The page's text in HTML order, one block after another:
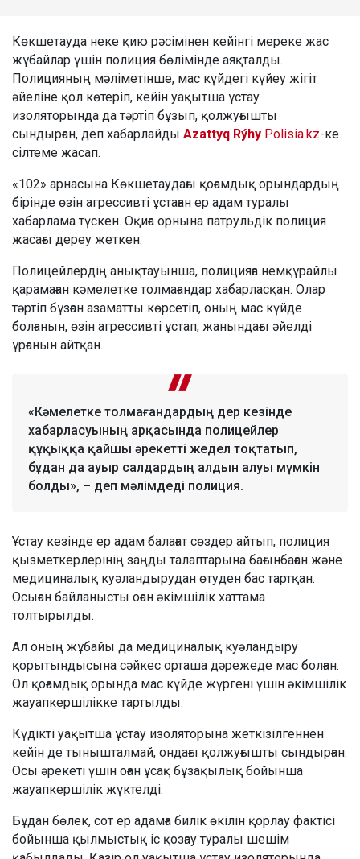
Көкшетауда неке қию рәсімінен кейінгі мереке жас
жұбайлар үшін полиция бөлімінде аяқталды.
Полицияның мәліметінше, мас күйдегі күйеу жігіт
әйеліне қол көтеріп, кейін уақытша ұстау
изоляторында да тәртіп бұзып, қолжуғышты
сындырған, деп хабарлайды Azattyq Rýhy Polisia.kz-ке
сілтеме жасап.
«102» арнасына Көкшетаудағы қоғамдық орындардың
бірінде өзін агрессивті ұстаған ер адам туралы
хабарлама түскен. Оқиға орнына патрульдік полиция
жасағы дереу жеткен.
Полицейлердің анықтауынша, полицияға немқұрайлы
қарамаған кәмелетке толмағандар хабарласқан. Олар
тәртіп бұзған азаматты көрсетіп, оның мас күйде
болғанын, өзін агрессивті ұстап, жанындағы әйелді
ұрғанын айтқан.
«Кәмелетке толмағандардың дер кезінде
хабарласуының арқасында полицейлер
құқыққа қайшы әрекетті жедел тоқтатып,
бұдан да ауыр салдардың алдын алуы мүмкін
болды», – деп мәлімдеді полиция.
Ұстау кезінде ер адам балағат сөздер айтып, полиция
қызметкерлерінің заңды талаптарына бағынбаған және
медициналық куәландырудан өтуден бас тартқан.
Осыған байланысты оған әкімшілік хаттама
толтырылды.
Ал оның жұбайы да медициналық куәландыру
қорытындысына сәйкес орташа дәрежеде мас болған.
Ол қоғамдық орында мас күйде жүргені үшін әкімшілік
жауапкершілікке тартылды.
Күдікті уақытша ұстау изоляторына жеткізілгеннен
кейін де тынышталмай, ондағы қолжуғышты сындырған.
Осы әрекеті үшін оған ұсақ бұзақылық бойынша
жауапкершілік жүктелді.
Бұдан бөлек, сот ер адамға билік өкілін қорлау фактісі
бойынша қылмыстық іс қозғау туралы шешім